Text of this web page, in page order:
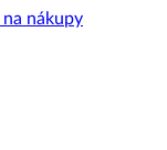
na nákupy